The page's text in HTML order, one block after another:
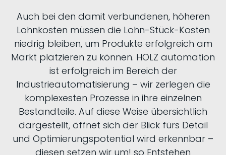
Auch bei den damit verbundenen, höheren
Lohnkosten müssen die Lohn-Stück-Kosten
niedrig bleiben, um Produkte erfolgreich am
Markt platzieren zu können. HOLZ automation
ist erfolgreich im Bereich der
Industrieautomatisierung – wir zerlegen die
komplexesten Prozesse in ihre einzelnen
Bestandteile. Auf diese Weise übersichtlich
dargestellt, öffnet sich der Blick fürs Detail
und Optimierungspotential wird erkennbar –
diesen setzen wir um! so Entstehen